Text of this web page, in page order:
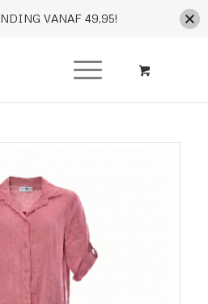
VANAF 49,95!